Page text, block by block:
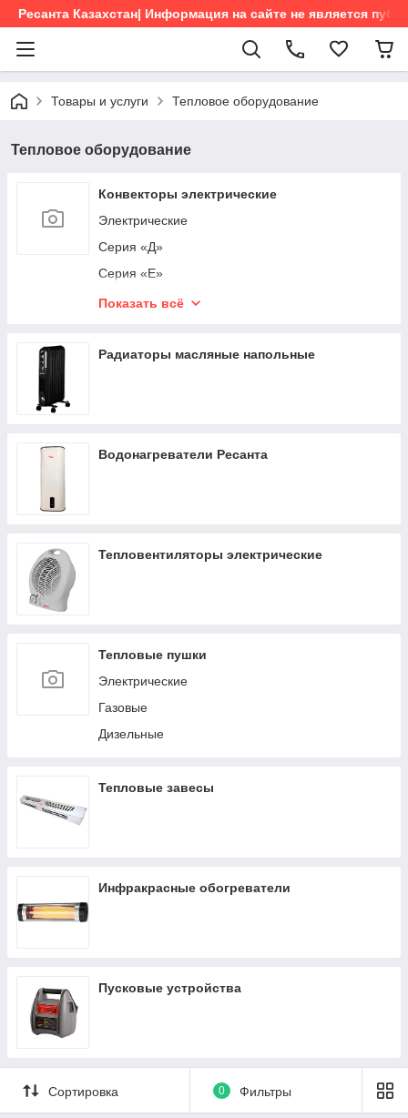
Ресанта Казахстан| Информация на сайте не является
Товары и услуги Тепловое оборудование
Тепловое оборудование
Конвекторы электрические
Электрические
Cерия «Д»
Cерия «Е»
Серия «С»
Показать всё
Радиаторы масляные напольные
Водонагреватели Ресанта
Тепловентиляторы электрические
Тепловые пушки
Электрические
Газовые
Дизельные
Тепловые завесы
Инфракрасные обогреватели
Пусковые устройства
Сортировка 0 Фильтры